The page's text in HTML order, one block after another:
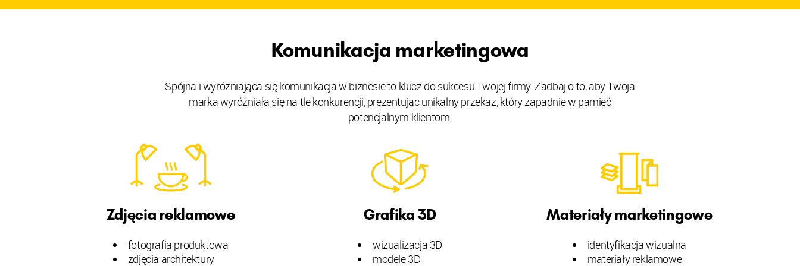
Komunikacja marketingowa
Spójna i wyróżniająca się komunikacja w biznesie to klucz do sukcesu Twojej firmy. Zadbaj o to, aby Twoja
marka wyróżniała się na tle konkurencji, prezentując unikalny przekaz, który zapadnie w pamięć
potencjalnym klientom.
Zdjęcia reklamowe
fotografia produktowa
zdjęcia architektury
Grafika 3D
wizualizacja 3D
modele 3D
Materiały marketingowe
identyfikacja wizualna
materiały reklamowe